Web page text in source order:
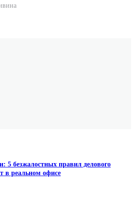
5 безжалостных правил делового
в реальном офисе